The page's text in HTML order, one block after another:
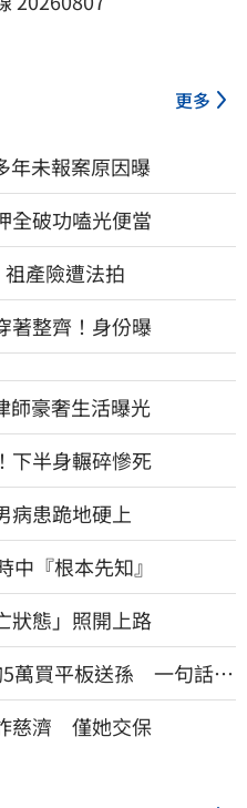
更多
年未報案原因曝
破功嗑光便當
產險遭法拍
著整齊！身份曝
豪奢生活曝光
下半身輾碎慘死
病患跪地硬上
『根本先知』
狀態」照開上路
5萬買平板送孫 一句話愣
慈濟 僅她交保